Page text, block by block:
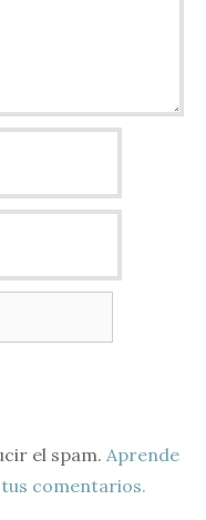
el spam. Aprende
comentarios.